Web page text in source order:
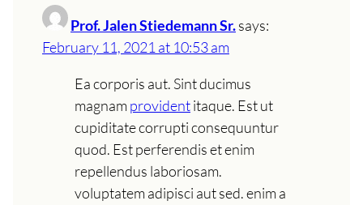
Prof. Jalen Stiedemann Sr.says:
February 11, 2021 at 10:53 am
Ea corporis aut. Sint ducimus
magnamprovidentitaque. Est ut
cupiditate corrupti consequuntur
quod. Est perferendis et enim
repellendus laboriosam.
voluptatem adipisci aut sed. enim a